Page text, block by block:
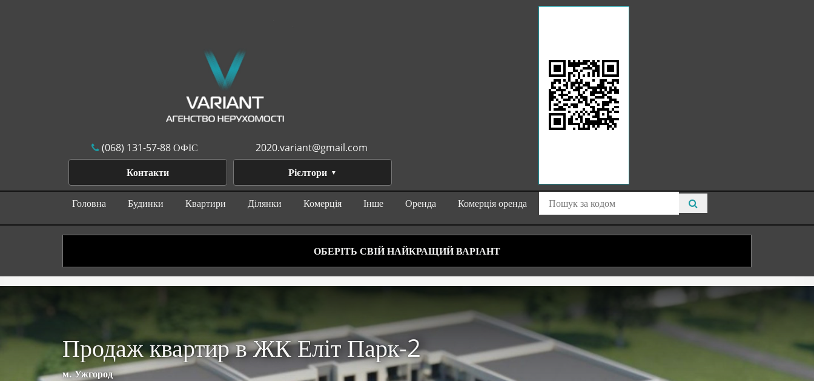
(068) 131-57-88 ОФІС
2020.variant@gmail.com
Контакти
Рієлтори
Головна Будинки Квартири Ділянки Комерція Інше Оренда Комерція оренда
ОБЕРІТЬ СВІЙ НАЙКРАЩИЙ ВАРІАНТ
Продаж квартир в ЖК Еліт Парк-2
м. Ужгород